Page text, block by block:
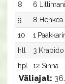
8
6 Lillimani
9
8 Hehkeä
10
1
hll
3 Krapido
hpl
12 Sinna
Väliajat: